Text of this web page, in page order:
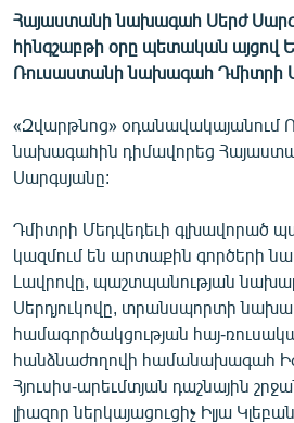
ԿՈՐՈՆԱՎԻՐՈՒՍ
ԱՐԽԻՎ
ՏԵՍԱՆՅՈՒԹԵՐ
ԲԱՆԱՎԵՃ
ՁԳՏԵԼՈՎ ԼԱՎԱԳՈՒՅՆԻՆ
Հայերեն
English
Русский
ՀԵՏԵՎԵՔ ՄԵԶ
Հայաստանի նախագահ Սերժ
հինգշաբթի օրը պետական այցով
Ռուսաստանի նախագահ Դմիտրի
«Զվարթնոց» օդանավակայանում
նախագահին դիմավորեց
Սարգսյանը:
Դմիտրի Մեդվեդեւի գլխավորած
կազմում են արտաքին գործերի
Լավրովը, պաշտպանության
Սերդյուկովը, տրանսպորտի
համագործակցության հայ-
հանձնաժողովի համանախագահ
Հյուսիս-արեւմտյան դաշնային
լիազոր ներկայացուցիչ Իլյա